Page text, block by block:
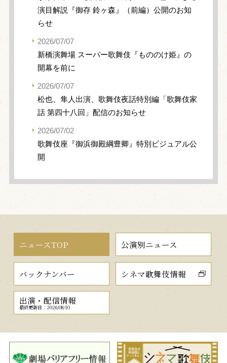
演目解説『御存 鈴ヶ森』（前編）公開のお知
らせ
2026/07/07
新橋演舞場 スーパー歌舞伎『もののけ姫』の
開幕を前に
2026/07/07
松也、隼人出演、歌舞伎夜話特別編「歌舞伎家
話 第四十八回」配信のお知らせ
2026/07/02
歌舞伎座『御浜御殿綱豊卿』特別ビジュアル公
開
ニュースTOP 公演別ニュース
バックナンバー シネマ歌舞伎情報
出演・配信情報
最終更新日：2026/08/10